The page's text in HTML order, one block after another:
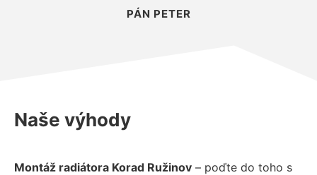
PÁN PETER
Naše výhody
Montáž radiátora Korad Ružinov – poďte do toho s